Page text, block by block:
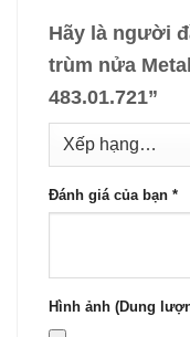
Hãy là người
trùm nửa
483.01.721”
Đánh giá của bạn *
Hình ảnh (Dung